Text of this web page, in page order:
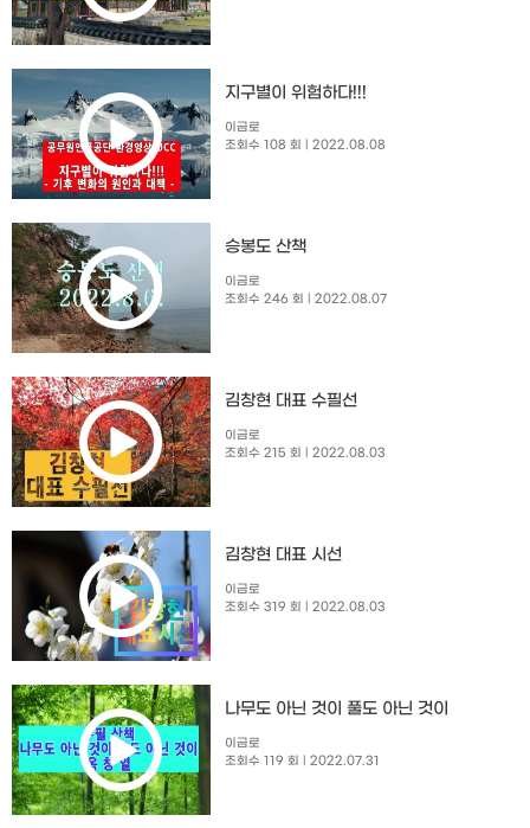
지구별이 위험하다!!!
이금로
조회수 108 회
| 2022.08.08
승봉도 산책
이금로
조회수 246 회
| 2022.08.07
김창현 대표 수필선
이금로
조회수 215 회
| 2022.08.03
김창현 대표 시선
이금로
조회수 319 회
| 2022.08.03
나무도 아닌 것이 풀도 아닌 것이
이금로
조회수 119 회
| 2022.07.31